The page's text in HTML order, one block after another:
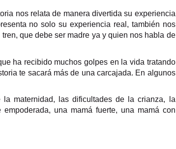
nos relata de manera divertida su experiencia
no solo su experiencia real, también nos
que debe ser madre ya y quien nos habla de
ha recibido muchos golpes en la vida tratando
te sacará más de una carcajada. En algunos
maternidad, las dificultades de la crianza, la
una mamá fuerte, una mamá con